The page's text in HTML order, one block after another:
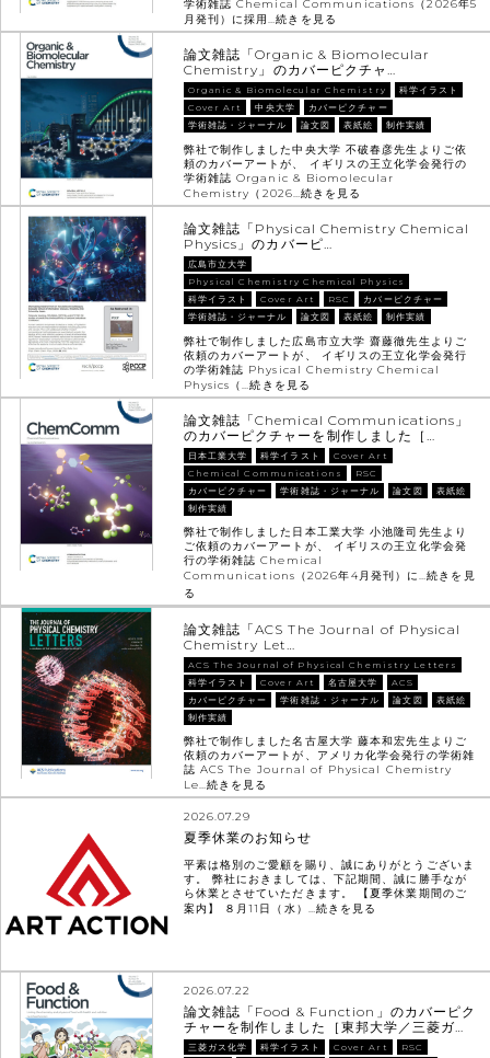
学術雑誌 Chemical Communications（2026年5
月発刊）に採用…続きを見る
論文雑誌「Organic & Biomolecular
Chemistry」のカバーピクチャ…
Organic & Biomolecular Chemistry
科学イラスト
Cover Art
中央大学
カバーピクチャー
学術雑誌・ジャーナル
論文図 表紙絵 制作実績
弊社で制作しました中央大学 不破春彦先生よりご依
頼のカバーアートが、 イギリスの王立化学会発行の
学術雑誌 Organic & Biomolecular
Chemistry（2026…続きを見る
論文雑誌「Physical Chemistry Chemical
Physics」のカバーピ…
広島市立大学
Physical Chemistry Chemical Physics
科学イラスト
Cover Art RSC
カバーピクチャー
学術雑誌・ジャーナル
論文図 表紙絵 制作実績
弊社で制作しました広島市立大学 齋藤徹先生よりご
依頼のカバーアートが、 イギリスの王立化学会発行
の学術雑誌 Physical Chemistry Chemical
Physics（…続きを見る
論文雑誌「Chemical Communications」
のカバーピクチャーを制作しました［…
日本工業大学 科学イラスト
Cover Art
Chemical Communications
RSC
カバーピクチャー
学術雑誌・ジャーナル 論文図
表紙絵
制作実績
弊社で制作しました日本工業大学 小池隆司先生より
ご依頼のカバーアートが、 イギリスの王立化学会発
行の学術雑誌 Chemical
Communications（2026年4月発刊）に…続きを見
る
論文雑誌「ACS The Journal of Physical
Chemistry Let…
ACS The Journal of Physical Chemistry Letters
科学イラスト
Cover Art 名古屋大学
ACS
カバーピクチャー
学術雑誌・ジャーナル 論文図
表紙絵
制作実績
弊社で制作しました名古屋大学 藤本和宏先生よりご
依頼のカバーアートが、アメリカ化学会発行の学術雑
誌 ACS The Journal of Physical Chemistry
Le…続きを見る
2026.07.29
夏季休業のお知らせ
平素は格別のご愛顧を賜り、誠にありがとうございま
す。 弊社におきましては、下記期間、誠に勝手なが
ら休業とさせていただきます。 【夏季休業期間のご
案内】 ８月11日（水）… 続きを見る
2026.07.22
論文雑誌「Food & Function」のカバーピク
チャーを制作しました［東邦大学／三菱ガ…
三菱ガス化学 科学イラスト Cover Art
RSC